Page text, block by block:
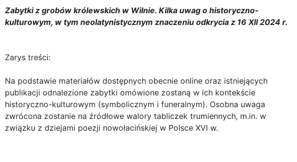
Zabytki z grobów królewskich w Wilnie. Kilka uwag o historyczno-
kulturowym, w tym neolatynistycznym znaczeniu odkrycia z 16 XII 2024 r.
Zarys treści:
Na podstawie materiałów dostępnych obecnie online oraz istniejących
publikacji odnalezione zabytki omówione zostaną w ich kontekście
historyczno-kulturowym (symbolicznym i funeralnym). Osobna uwaga
zwrócona zostanie na źródłowe walory tabliczek trumiennych, m.in. w
związku z dziejami poezji nowołacińskiej w Polsce XVI w.